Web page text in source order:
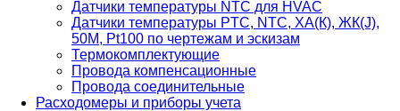
Датчики температуры NTC для HVAC
Датчики температуры PTС, NTC, ХА(К), ЖК(J),
50М, Pt100 по чертежам и эскизам
Термокомплектующие
Провода компенсационные
Провода соединительные
Расходомеры и приборы учета